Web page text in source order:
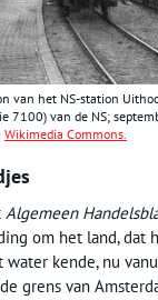
van het NS-station
7100) van de NS;
Wikimedia Commons.
Algemeen
om het land, dat
water kende, nu
grens van